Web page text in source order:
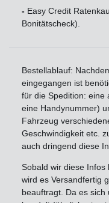
- Easy Credit
Bonitätscheck).
Bestellablauf:
eingegangen ist
für die Spedition: eine
eine Handynummer)
Fahrzeug
Geschwindigkeit etc.
auch dringend diese
Sobald wir diese Infos
wird es Versandfertig
beauftragt. Da es sich